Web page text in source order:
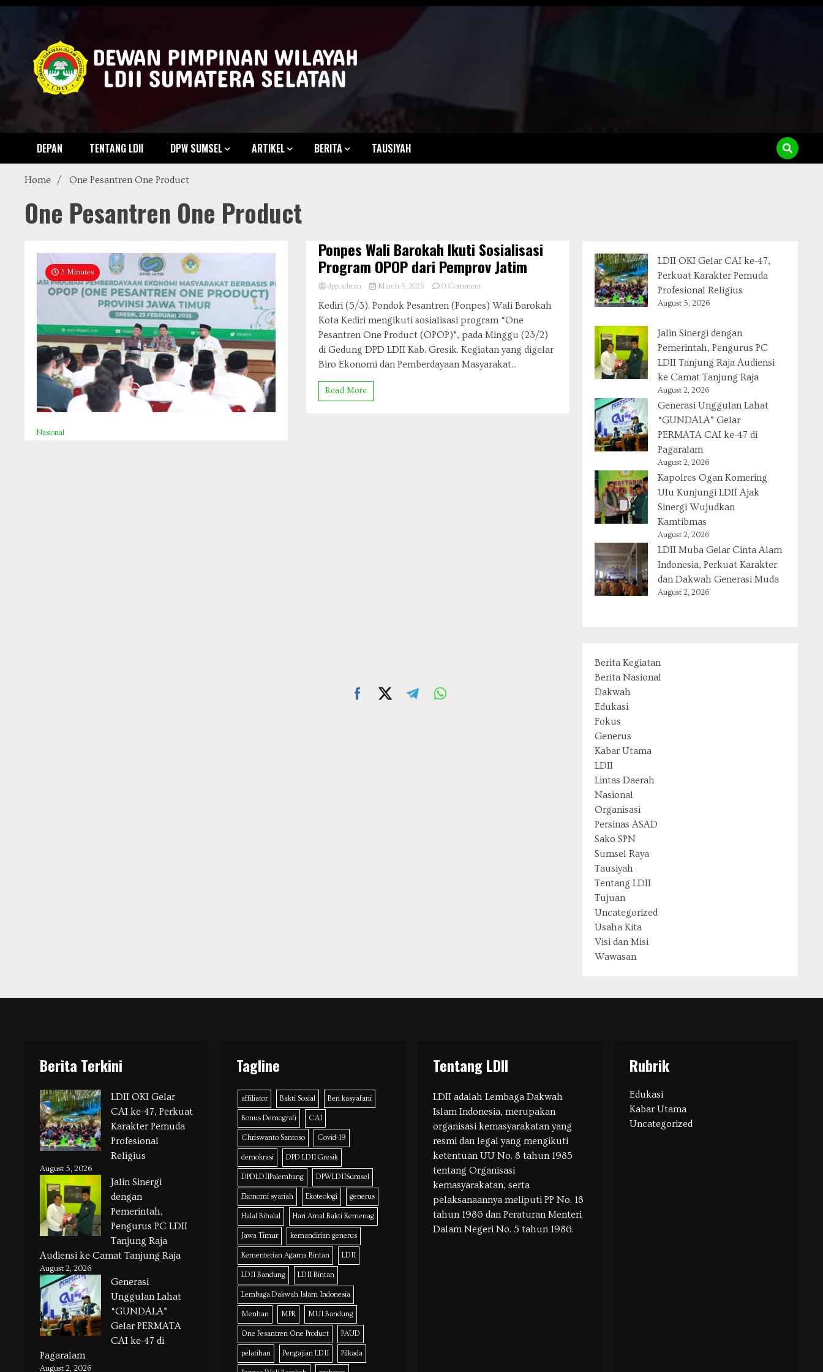
Skip
LDII Sumsel
DEPAN TENTANG LDII DPW SUMSEL ARTIKEL BERITA TAUSIYAH
Home One Pesantren One Product
One Pesantren One Product
3 Minutes
Nasional
Ponpes Wali Barokah Ikuti Sosialisasi
Program OPOP dari Pemprov Jatim
dpp_admin March 5, 2025 0 Commenton
Wali
Barokah
Ikuti
Sosialisasi
Program
OPOP
Kediri (5/3). Pondok Pesantren (Ponpes) Wali Barokah
Kota Kediri mengikuti sosialisasi program “One
Pesantren One Product (OPOP)”, pada Minggu (23/2)
di Gedung DPD LDII Kab. Gresik. Kegiatan yang digelar
Biro Ekonomi dan Pemberdayaan Masyarakat...
Read More
LDII OKI Gelar CAI ke-47,
Perkuat Karakter Pemuda
Profesional Religius
August 5, 2026
Jalin Sinergi dengan
Pemerintah, Pengurus PC
LDII Tanjung Raja Audiensi
ke Camat Tanjung Raja
August 2, 2026
Generasi Unggulan Lahat
“GUNDALA” Gelar
PERMATA CAI ke-47 di
Pagaralam
August 2, 2026
Kapolres Ogan Komering
Ulu Kunjungi LDII Ajak
Sinergi Wujudkan
Kamtibmas
August 2, 2026
LDII Muba Gelar Cinta Alam
Indonesia, Perkuat Karakter
dan Dakwah Generasi Muda
August 2, 2026
Berita Kegiatan
Berita Nasional
Dakwah
Edukasi
Fokus
Generus
Kabar Utama
LDII
Lintas Daerah
Nasional
Organisasi
Persinas ASAD
Sako SPN
Sumsel Raya
Tausiyah
Tentang LDII
Tujuan
Uncategorized
Usaha Kita
Visi dan Misi
Wawasan
Berita Terkini
LDII OKI Gelar
CAI ke-47, Perkuat
Karakter Pemuda
Profesional
Religius
August 5, 2026
Jalin Sinergi
dengan
Pemerintah,
Pengurus PC LDII
Tanjung Raja
Audiensi ke Camat Tanjung Raja
August 2, 2026
Generasi
Unggulan Lahat
“GUNDALA”
Gelar PERMATA
CAI ke-47 di
Pagaralam
August 2, 2026
Tagline
affiliator Bakti Sosial Ben kasyafani
Bonus Demografi CAI
Chriswanto Santoso Covid-19
demokrasi DPD LDII Gresik
DPDLDIIPalembang DPWLDIISumsel
Ekonomi syariah Ekoteologi generus
Halal Bihalal Hari Amal Bakti Kemenag
Jawa Timur kemandirian generus
Kementerian Agama Bintan LDII
LDII Bandung LDII Bintan
Lembaga Dakwah Islam Indonesia
Menhan MPR MUI Bandung
One Pesantren One Product PAUD
pelatihan Pengajian LDII Pilkada
Tentang LDII
LDII adalah Lembaga Dakwah
Islam Indonesia, merupakan
organisasi kemasyarakatan yang
resmi dan legal yang mengikuti
ketentuan UU No. 8 tahun 1985
tentang Organisasi
kemasyarakatan, serta
pelaksanaannya meliputi PP No. 18
tahun 1986 dan Peraturan Menteri
Dalam Negeri No. 5 tahun 1986.
Rubrik
Edukasi
Kabar Utama
Uncategorized